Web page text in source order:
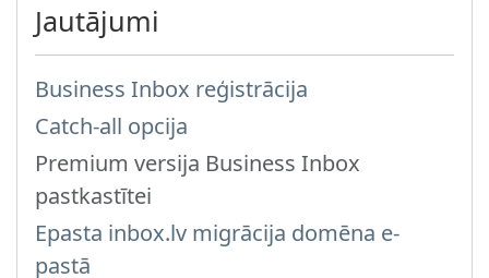
Jautājumi
Business Inbox reģistrācija
Catch-all opcija
Premium versija Business Inbox
pastkastītei
Epasta inbox.lv migrācija domēna e-
pastā